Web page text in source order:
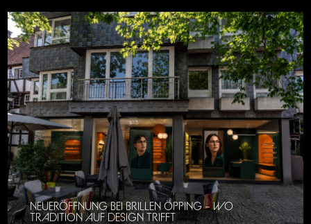
NEUERÖFFNUNG BEI BRILLEN ÖPPING – WO
TRADITION AUF DESIGN TRIFFT